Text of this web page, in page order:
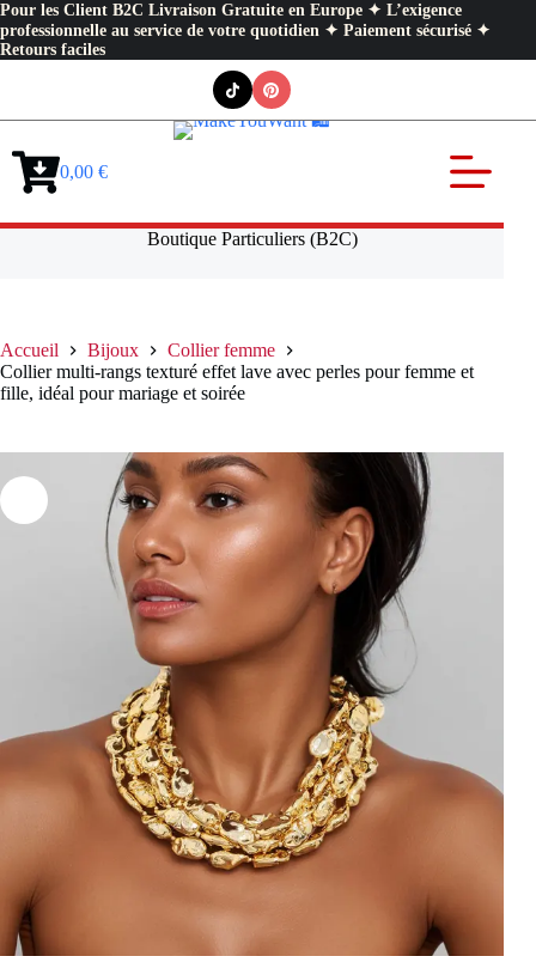
Pour les Client B2C Livraison Gratuite en Europe ✦ L’exigence
professionnelle au service de votre quotidien ✦ Paiement sécurisé ✦
Retours faciles
Panier0,00 €
Boutique Particuliers (B2C)
Accueil Bijoux
Collier femme
Collier multi-rangs texturé effet lave avec perles pour femme et
fille, idéal pour mariage et soirée